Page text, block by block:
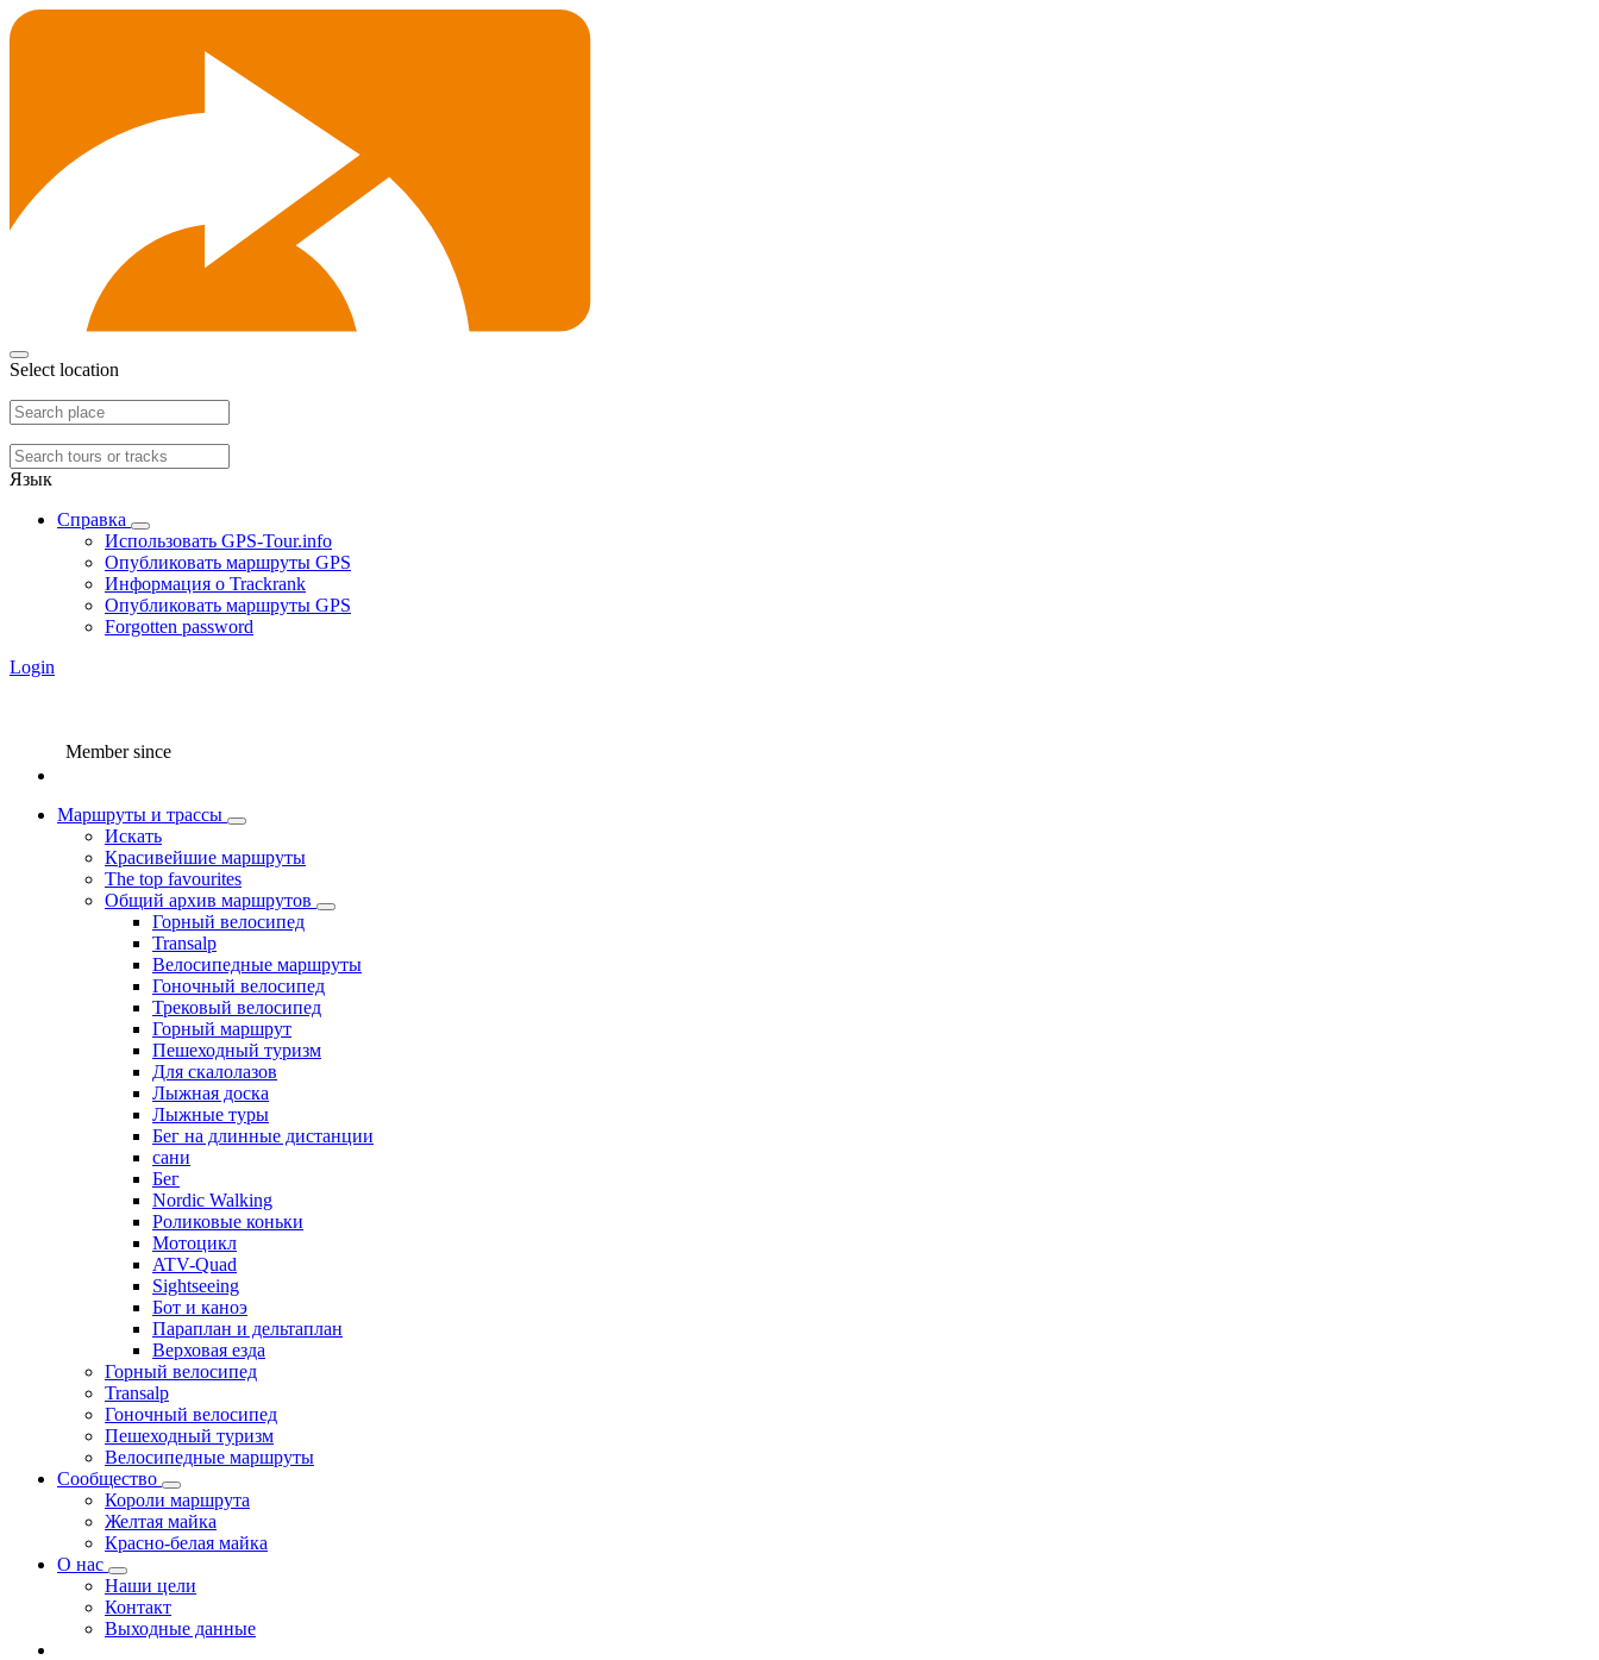
Select location
Язык
Справка
Использовать GPS-Tour.info
Опубликовать маршруты GPS
Информация о Trackrank
Опубликовать маршруты GPS
Forgotten password
Login
Member since
Маршруты и трассы
Искать
Красивейшие маршруты
The top favourites
Общий архив маршрутов
Горный велосипед
Transalp
Велосипедные маршруты
Гоночный велосипед
Трековый велосипед
Горный маршрут
Пешеходный туризм
Для скалолазов
Лыжная доска
Лыжные туры
Бег на длинные дистанции
сани
Бег
Nordic Walking
Роликовые коньки
Мотоцикл
ATV-Quad
Sightseeing
Бот и каноэ
Параплан и дельтаплан
Верховая езда
Горный велосипед
Transalp
Гоночный велосипед
Пешеходный туризм
Велосипедные маршруты
Сообщество
Короли маршрута
Желтая майка
Красно-белая майка
О нас
Наши цели
Контакт
Выходные данные